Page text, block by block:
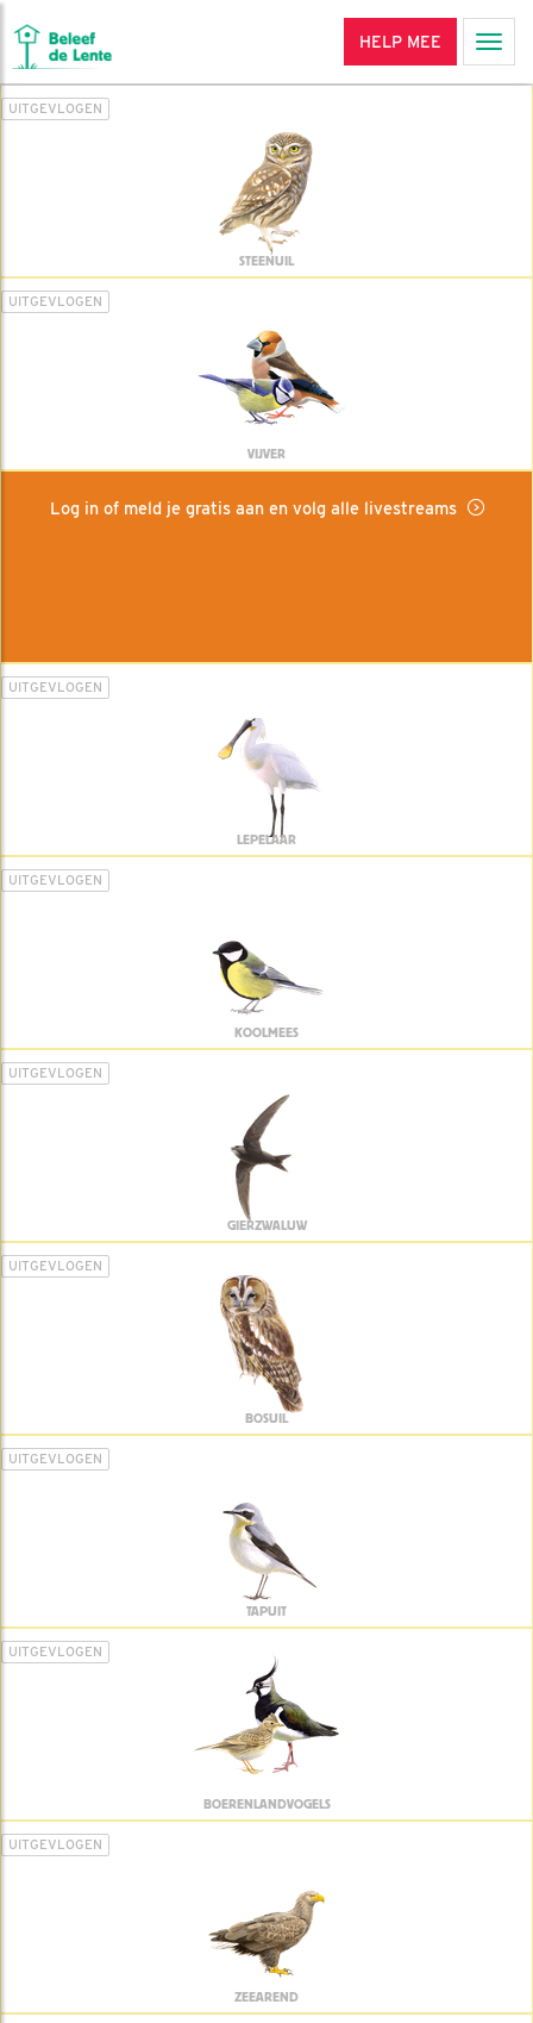
HELP MEE
UITGEVLOGEN
STEENUIL
UITGEVLOGEN
VIJVER
Log in of meld je gratis aan en volg alle livestreams
UITGEVLOGEN
LEPELAAR
UITGEVLOGEN
KOOLMEES
UITGEVLOGEN
GIERZWALUW
UITGEVLOGEN
BOSUIL
UITGEVLOGEN
TAPUIT
UITGEVLOGEN
BOERENLANDVOGELS
UITGEVLOGEN
ZEEAREND